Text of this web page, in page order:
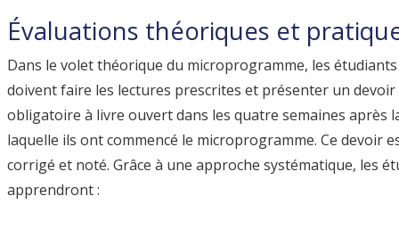
Évaluations théoriques et
Dans le volet théorique du microprogramme, les étudiants
doivent faire les lectures prescrites et présenter un
obligatoire à livre ouvert dans les quatre semaines après
laquelle ils ont commencé le microprogramme. Ce devoir
corrigé et noté. Grâce à une approche systématique, les
apprendront :